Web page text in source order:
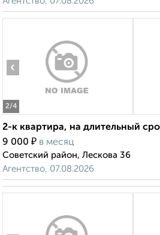
2/4
‹
2-к квартира, на длительный
9 000 ₽ в месяц
Советский район, Лескова 36
Агентство, 07.08.2026